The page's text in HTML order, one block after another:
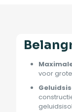
voor